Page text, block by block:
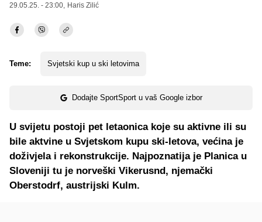
29.05.25. - 23:00, Haris Zilić
Teme: Svjetski kup u ski letovima
Dodajte SportSport u vaš Google izbor
U svijetu postoji pet letaonica koje su aktivne ili su
bile aktvine u Svjetskom kupu ski-letova, većina je
doživjela i rekonstrukcije. Najpoznatija je Planica u
Sloveniji tu je norveški Vikerusnd, njemački
Oberstodrf, austrijski Kulm.